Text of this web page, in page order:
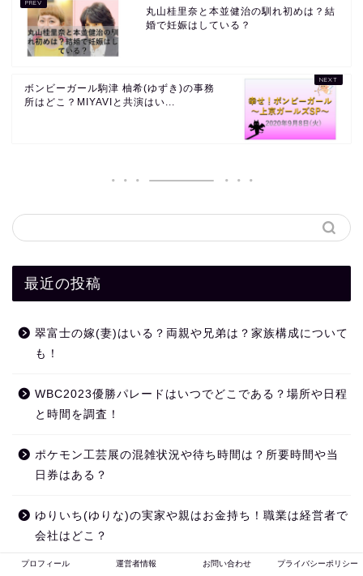
丸山桂里奈と本並健治の馴れ初めは？結
婚で妊娠はしている？
ボンビーガール駒津 柚希(ゆずき)の事務
所はどこ？MIYAVIと共演はい...
最近の投稿
翠富士の嫁(妻)はいる？両親や兄弟は？家族構成について
も！
WBC2023優勝パレードはいつでどこである？場所や日程
と時間を調査！
ポケモン工芸展の混雑状況や待ち時間は？所要時間や当
日券はある？
ゆりいち(ゆりな)の実家や親はお金持ち！職業は経営者で
会社はどこ？
プロフィール 運営者情報 お問い合わせ プライバシーポリシー